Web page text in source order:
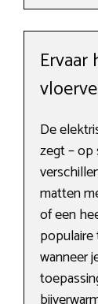
De
zegt –
matten
of een
populaire
wanneer